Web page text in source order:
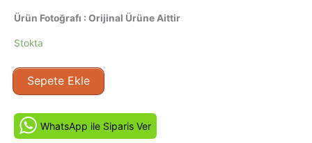
Ürün Fotoğrafı : Orijinal Ürüne Aittir
Stokta
Nixon:
Bölüm
(1995)
Orijinal
Sepete Ekle
WhatsApp ile Siparis Ver